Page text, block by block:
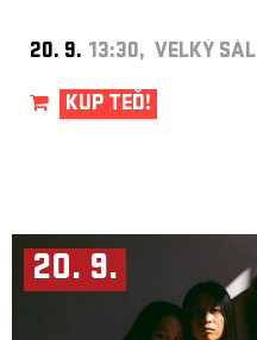
20. 9. 13:30, VELKÝ SÁL
KUP TEĎ!
20. 9.